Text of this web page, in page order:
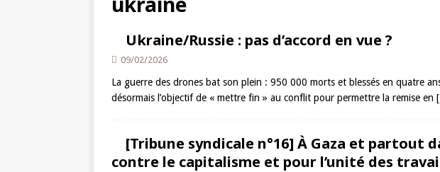
Ukraine/Russie : pas d’accord en vue ?
09/02/2026
La guerre des drones bat son plein : 950 000 morts et blessés en quatre
désormais l’objectif de « mettre fin » au conflit pour permettre la remise en
[Tribune syndicale n°16] À Gaza et partout
contre le capitalisme et pour l’unité des